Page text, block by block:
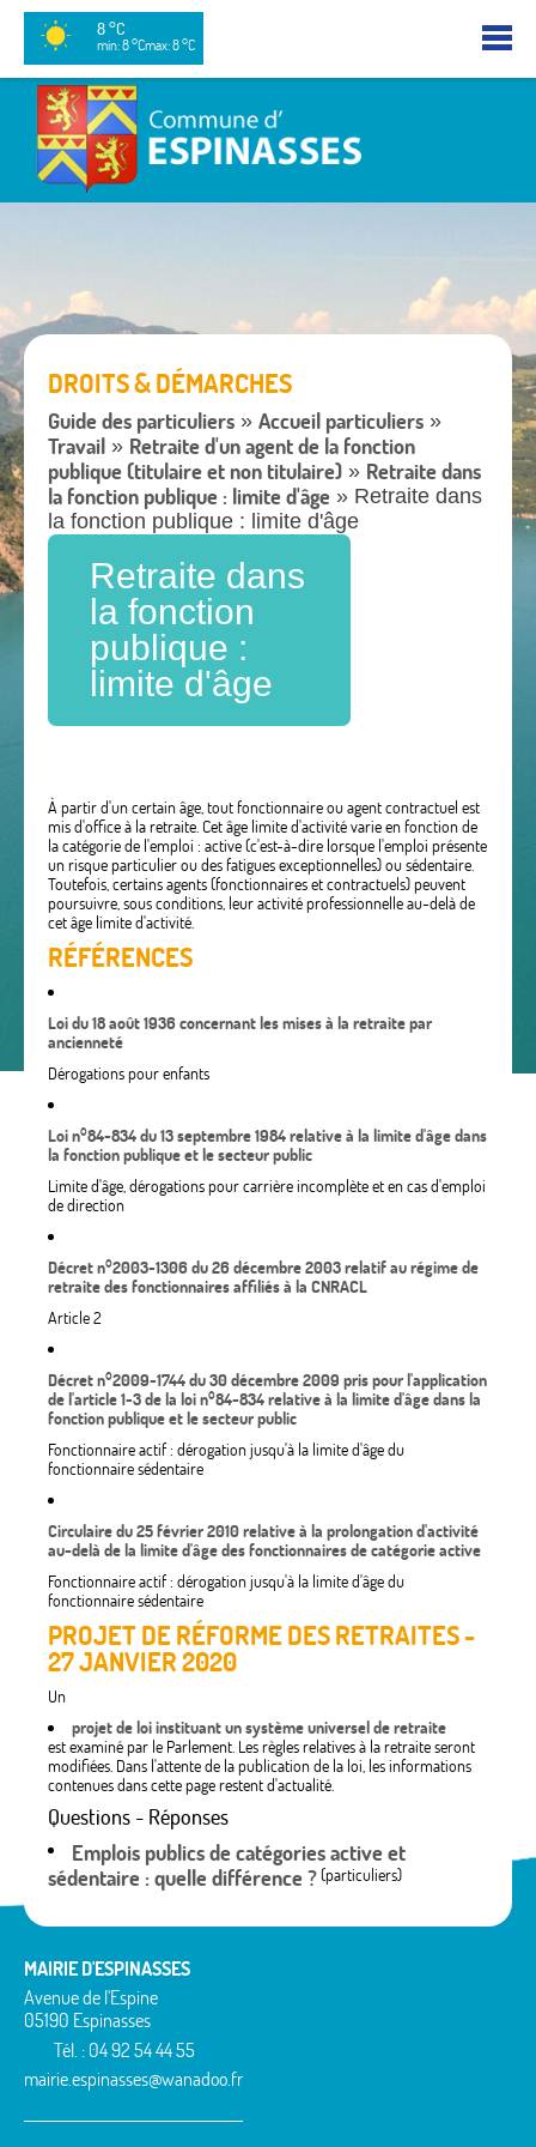
8 °C
min: 8 °Cmax: 8 °C
DROITS & DÉMARCHES
Guide des particuliers » Accueil particuliers »
Travail » Retraite d'un agent de la fonction
publique (titulaire et non titulaire) » Retraite dans
la fonction publique : limite d'âge » Retraite dans
la fonction publique : limite d'âge
Retraite dans
la fonction
publique :
limite d'âge
À partir d'un certain âge, tout fonctionnaire ou agent contractuel est
mis d'office à la retraite. Cet âge limite d'activité varie en fonction de
la catégorie de l'emploi : active (c'est-à-dire lorsque l'emploi présente
un risque particulier ou des fatigues exceptionnelles) ou sédentaire.
Toutefois, certains agents (fonctionnaires et contractuels) peuvent
poursuivre, sous conditions, leur activité professionnelle au-delà de
cet âge limite d'activité.
RÉFÉRENCES
Loi du 18 août 1936 concernant les mises à la retraite par
ancienneté
Dérogations pour enfants
Loi n°84-834 du 13 septembre 1984 relative à la limite d'âge dans
la fonction publique et le secteur public
Limite d'âge, dérogations pour carrière incomplète et en cas d'emploi
de direction
Décret n°2003-1306 du 26 décembre 2003 relatif au régime de
retraite des fonctionnaires affiliés à la CNRACL
Article 2
Décret n°2009-1744 du 30 décembre 2009 pris pour l'application
de l'article 1-3 de la loi n°84-834 relative à la limite d'âge dans la
fonction publique et le secteur public
Fonctionnaire actif : dérogation jusqu'à la limite d'âge du
fonctionnaire sédentaire
Circulaire du 25 février 2010 relative à la prolongation d'activité
au-delà de la limite d'âge des fonctionnaires de catégorie active
Fonctionnaire actif : dérogation jusqu'à la limite d'âge du
fonctionnaire sédentaire
PROJET DE RÉFORME DES RETRAITES -
27 JANVIER 2020
Un
projet de loi instituant un système universel de retraite
est examiné par le Parlement. Les règles relatives à la retraite seront
modifiées. Dans l'attente de la publication de la loi, les informations
contenues dans cette page restent d'actualité.
Questions - Réponses
Emplois publics de catégories active et
sédentaire : quelle différence ?(particuliers)
MAIRIE D'ESPINASSES
Avenue de l'Espine
05190 Espinasses
Tél. : 04 92 54 44 55
mairie.espinasses@wanadoo.fr